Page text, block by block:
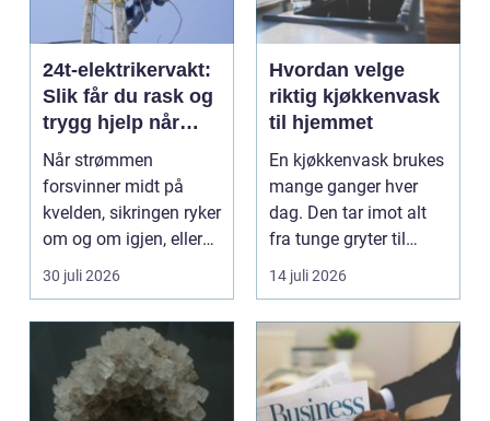
24t-elektrikervakt:
Slik får du rask og
trygg hjelp når
strømmen svikter
Når strømmen
forsvinner midt på
kvelden, sikringen ryker
om og om igjen, eller
de...
30 juli 2026
Hvordan velge
riktig kjøkkenvask
til hjemmet
En kjøkkenvask brukes
mange ganger hver
dag. Den tar imot alt
fra tunge gryter til
skarpe kniver og ...
14 juli 2026